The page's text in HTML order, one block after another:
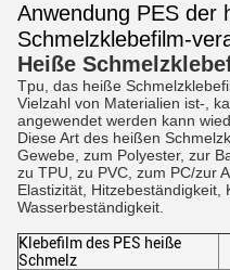
Anwendung PES der
Schmelzklebefilm-
Heiße
Tpu, das heiße
Vielzahl von Materialien ist-,
angewendet werden kann
Diese Art des heißen
Gewebe, zum Polyester, zur
zu TPU, zu PVC, zum PC/zur
Elastizität, Hitzebeständigkeit,
Wasserbeständigkeit.
Klebefilm des PES heiße
Schmelz